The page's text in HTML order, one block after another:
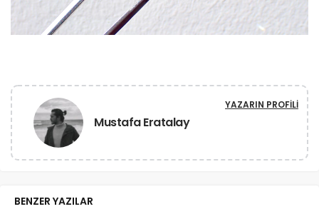
Mustafa Eratalay
YAZARIN PROFILI
BENZER YAZILAR